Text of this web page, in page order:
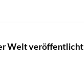
Welt veröffentlicht